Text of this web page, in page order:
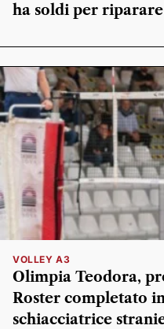
ha soldi per riparare
VOLLEY A3
Olimpia Teodora,
Roster completato
schiacciatrice